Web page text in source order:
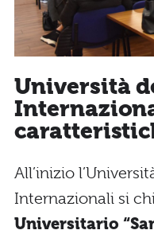
Università
All’inizio
Internazionali si
Universitario